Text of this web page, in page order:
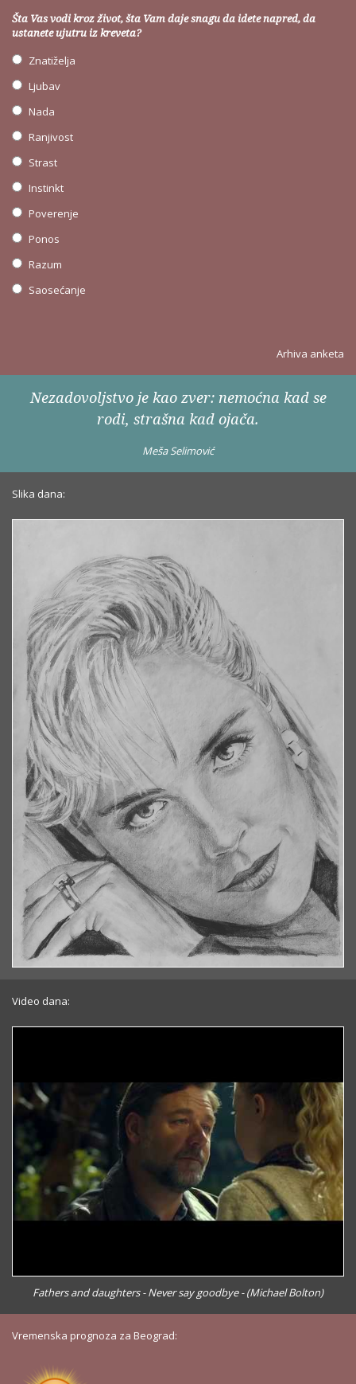
Šta Vas vodi kroz život, šta Vam daje snagu da idete napred, da
ustanete ujutru iz kreveta?
Znatiželja
Ljubav
Nada
Ranjivost
Strast
Instinkt
Poverenje
Ponos
Razum
Saosećanje
Arhiva anketa
Nezadovoljstvo je kao zver: nemoćna kad se
rodi, strašna kad ojača.
Meša Selimović
Slika dana:
Video dana:
Fathers and daughters - Never say goodbye - (Michael Bolton)
Vremenska prognoza za Beograd: